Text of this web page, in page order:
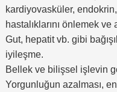
kardiyovasküler,
hastalıklarını önlemek ve
Gut, hepatit vb. gibi
iyileşme.
Bellek ve bilişsel işlevin
Yorgunluğun azalması,